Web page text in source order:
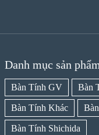
Danh mục sản phẩm
Bàn Tính GV Bàn
Bàn Tính Khác
Bàn Tính Shichida